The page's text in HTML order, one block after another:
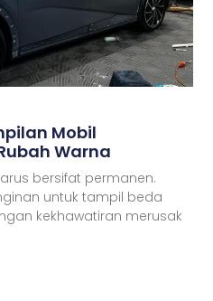
Mobil
Warna
bersifat permanen.
untuk tampil beda
kekhawatiran merusak